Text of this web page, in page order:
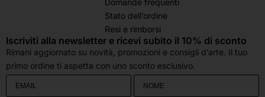
Domande frequenti
Stato dell’ordine
Resi e rimborsi
Iscriviti alla newsletter e ricevi subito il 10% di sconto
Rimani aggiornato su novità, promozioni e consigli d’arte. Il tuo
primo ordine ti aspetta con uno sconto esclusivo.